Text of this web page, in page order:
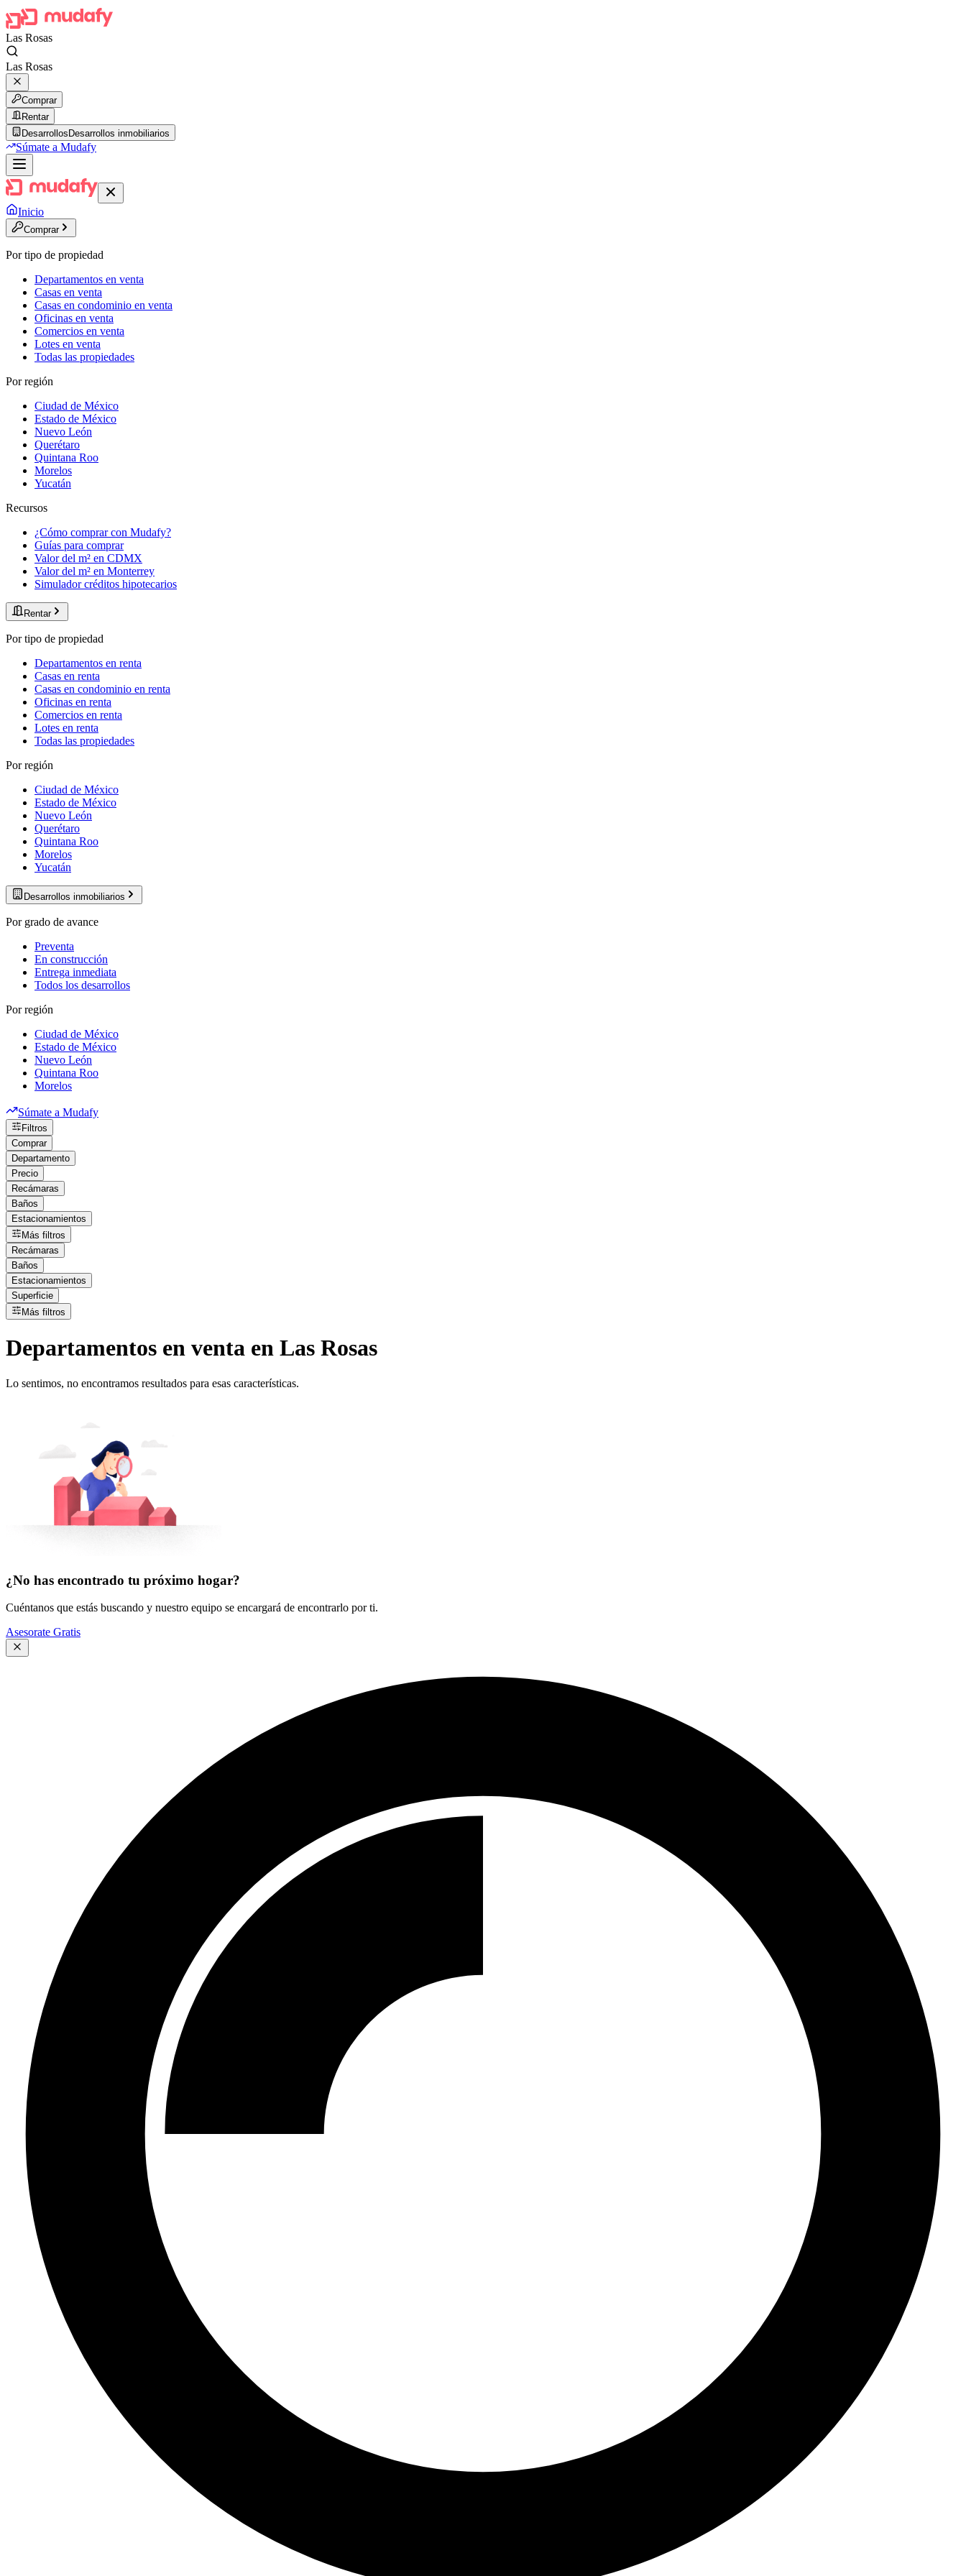
Las Rosas
Las Rosas
Comprar
Rentar
Desarrollos Desarrollos inmobiliarios
Súmate a Mudafy
Inicio
Comprar
Por tipo de propiedad
Departamentos en venta
Casas en venta
Casas en condominio en venta
Oficinas en venta
Comercios en venta
Lotes en venta
Todas las propiedades
Por región
Ciudad de México
Estado de México
Nuevo León
Querétaro
Quintana Roo
Morelos
Yucatán
Recursos
¿Cómo comprar con Mudafy?
Guías para comprar
Valor del m² en CDMX
Valor del m² en Monterrey
Simulador créditos hipotecarios
Rentar
Por tipo de propiedad
Departamentos en renta
Casas en renta
Casas en condominio en renta
Oficinas en renta
Comercios en renta
Lotes en renta
Todas las propiedades
Por región
Ciudad de México
Estado de México
Nuevo León
Querétaro
Quintana Roo
Morelos
Yucatán
Desarrollos inmobiliarios
Por grado de avance
Preventa
En construcción
Entrega inmediata
Todos los desarrollos
Por región
Ciudad de México
Estado de México
Nuevo León
Quintana Roo
Morelos
Súmate a Mudafy
Filtros
Comprar
Departamento
Precio
Recámaras
Baños
Estacionamientos
Más filtros
Recámaras
Baños
Estacionamientos
Superficie
Más filtros
Departamentos en venta en Las Rosas
Lo sentimos, no encontramos resultados para esas características.
¿No has encontrado tu próximo hogar?
Cuéntanos que estás buscando y nuestro equipo se encargará de encontrarlo por ti.
Asesorate Gratis